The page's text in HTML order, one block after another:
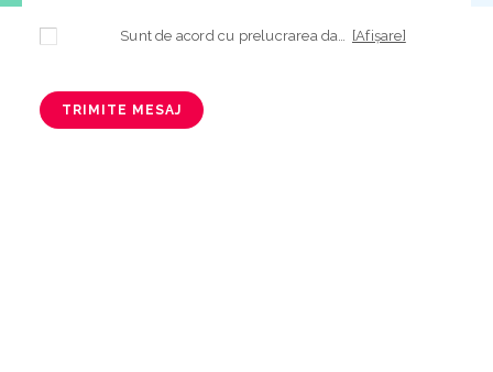
[Afișare]
TRIMITE MESAJ